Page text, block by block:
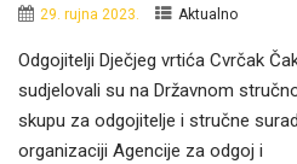
29. rujna 2023. Aktualno
Odgojitelji Dječjeg vrtića Cvrčak
sudjelovali su na Državnom
skupu za odgojitelje i stručne
organizaciji Agencije za odgoj i